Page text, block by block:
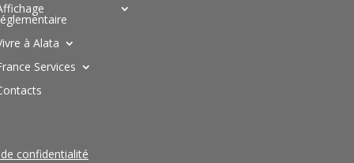
à Alata
Services
confidentialité